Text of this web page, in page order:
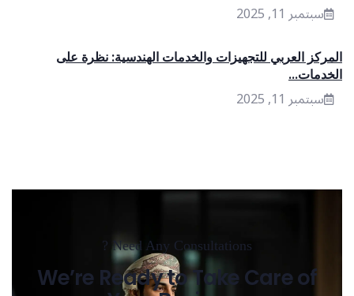
سبتمبر 11, 2025
المركز العربي للتجهيزات والخدمات الهندسية: نظرة على
الخدمات...
سبتمبر 11, 2025
Need Any Consultations ?
We’re Ready to Take Care of